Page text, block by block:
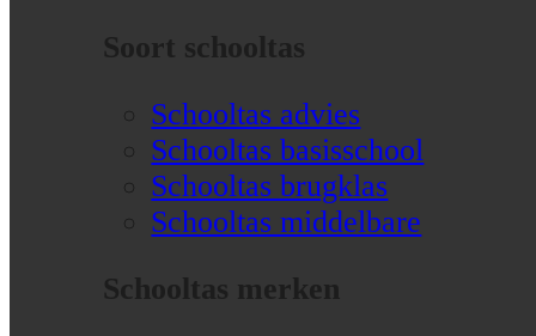
Soort schooltas
Schooltas advies
Schooltas basisschool
Schooltas brugklas
Schooltas middelbare
Schooltas merken